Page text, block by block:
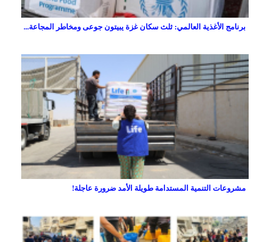
برنامج الأغذية العالمي: ثلث سكان غزة يبيتون جوعى ومخاطر المجاعة...
مشروعات التنمية المستدامة طويلة الأمد ضرورة عاجلة!